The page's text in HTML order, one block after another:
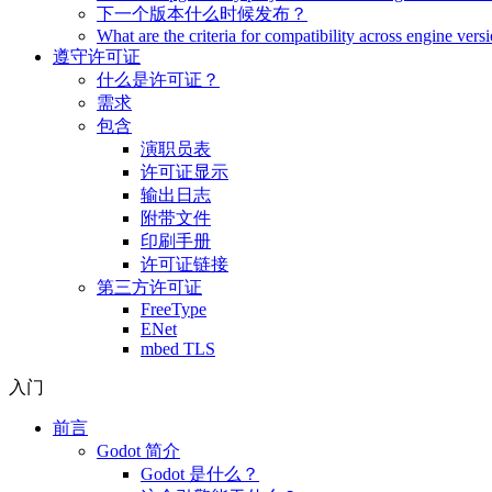
下一个版本什么时候发布？
What are the criteria for compatibility across engine
遵守许可证
什么是许可证？
需求
包含
演职员表
许可证显示
输出日志
附带文件
印刷手册
许可证链接
第三方许可证
FreeType
ENet
mbed TLS
入门
前言
Godot 简介
Godot 是什么？